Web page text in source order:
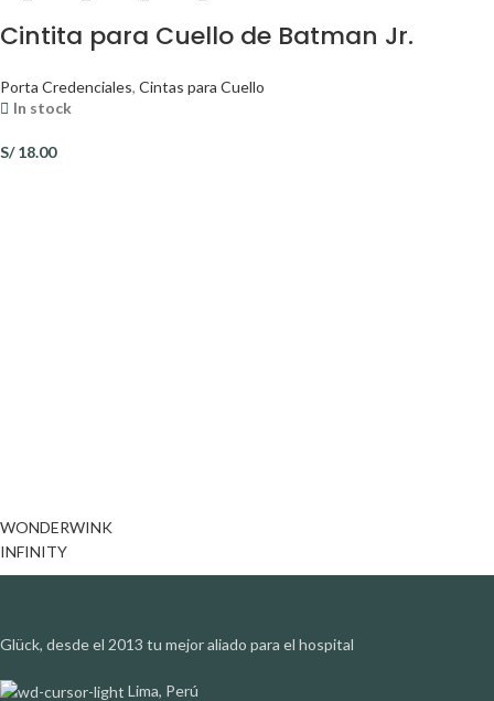
Cintita para Cuello de Batman Jr.
Porta Credenciales, Cintas para Cuello
In stock
S/18.00
WONDERWINK
INFINITY
Glück, desde el 2013 tu mejor aliado para el hospital
Lima, Perú